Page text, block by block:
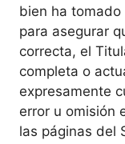
bien ha
para asegurar
correcta, el
completa o
expresamente
error u omisión
las páginas del